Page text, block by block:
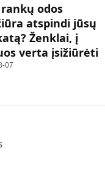
odos
atspindi jūsų
Ženklai, į
verta įsižiūrėti
07